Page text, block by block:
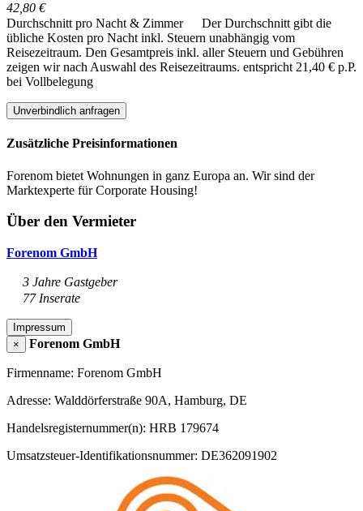
42,80 €
Durchschnitt pro Nacht & Zimmer
Der Durchschnitt gibt die
übliche Kosten pro Nacht inkl. Steuern unabhängig vom
Reisezeitraum. Den Gesamtpreis inkl. aller Steuern und Gebühren
zeigen wir nach Auswahl des Reisezeitraums. entspricht 21,40 € p.P.
bei Vollbelegung
Unverbindlich anfragen
Zusätzliche Preisinformationen
Forenom bietet Wohnungen in ganz Europa an. Wir sind der
Marktexperte für Corporate Housing!
Über den Vermieter
Forenom GmbH
3 Jahre Gastgeber
77 Inserate
Impressum
×
Forenom GmbH
Firmenname: Forenom GmbH
Adresse: Walddörferstraße 90A, Hamburg, DE
Handelsregisternummer(n): HRB 179674
Umsatzsteuer-Identifikationsnummer: DE362091902